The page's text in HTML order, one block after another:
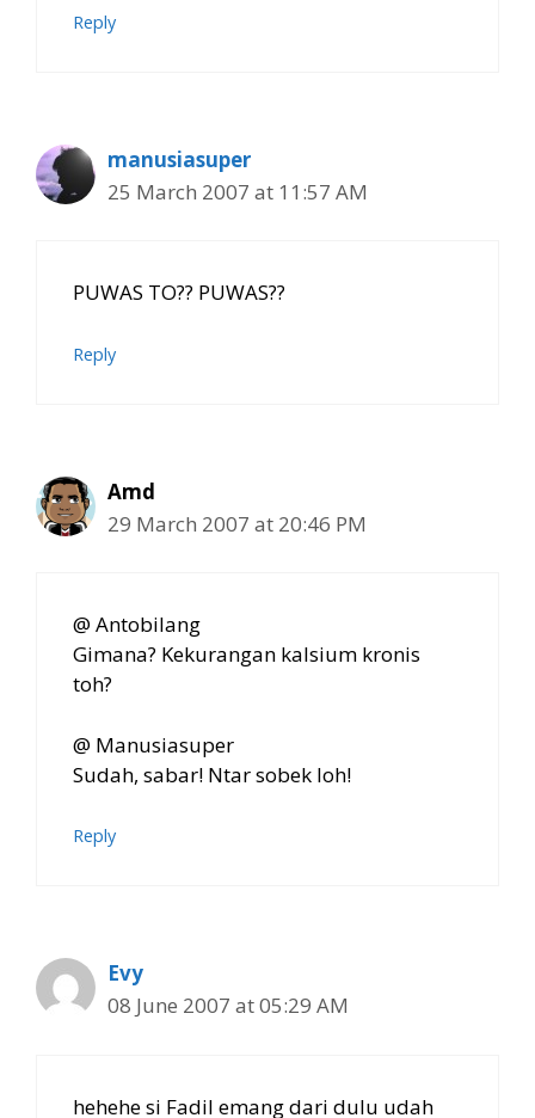
Reply
manusiasuper
25 March 2007 at 11:57 AM
PUWAS TO?? PUWAS??
Reply
Amd
29 March 2007 at 20:46 PM
@ Antobilang
Gimana? Kekurangan kalsium kronis
toh?
@ Manusiasuper
Sudah, sabar! Ntar sobek loh!
Reply
Evy
08 June 2007 at 05:29 AM
hehehe si Fadil emang dari dulu udah